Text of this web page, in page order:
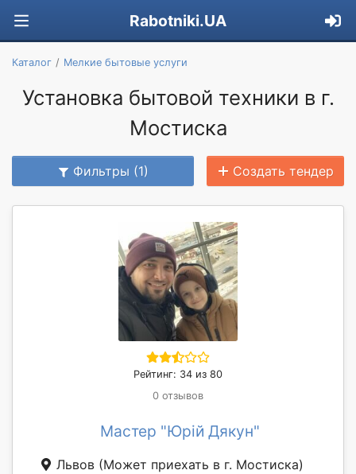
Rabotniki.UA
Каталог Мелкие бытовые услуги
Установка бытовой техники в г.
Мостиска
Фильтры (1) Создать тендер
Рейтинг: 34 из 80
0 отзывов
Мастер "Юрій Дякун"
Львов (Может приехать в г. Мостиска)